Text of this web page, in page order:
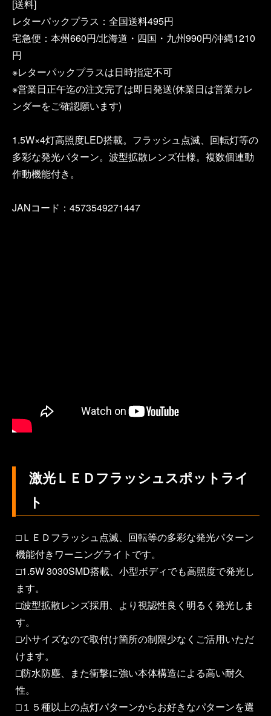
[送料]
レターパックプラス：全国送料495円
宅急便：本州660円/北海道・四国・九州990円/沖縄1210
円
※レターパックプラスは日時指定不可
※営業日正午迄の注文完了は即日発送(休業日は営業カレ
ンダーをご確認願います)
1.5W×4灯高照度LED搭載。フラッシュ点滅、回転灯等の
多彩な発光パターン。波型拡散レンズ仕様。複数個連動
作動機能付き。
JANコード：4573549271447
激光ＬＥＤフラッシュスポットライ
ト
□ＬＥＤフラッシュ点滅、回転等の多彩な発光パターン
機能付きワーニングライトです。
□1.5W 3030SMD搭載、小型ボディでも高照度で発光し
ます。
□波型拡散レンズ採用、より視認性良く明るく発光しま
す。
□小サイズなので取付け箇所の制限少なくご活用いただ
けます。
□防水防塵、また衝撃に強い本体構造による高い耐久
性。
□１５種以上の点灯パターンからお好きなパターンを選